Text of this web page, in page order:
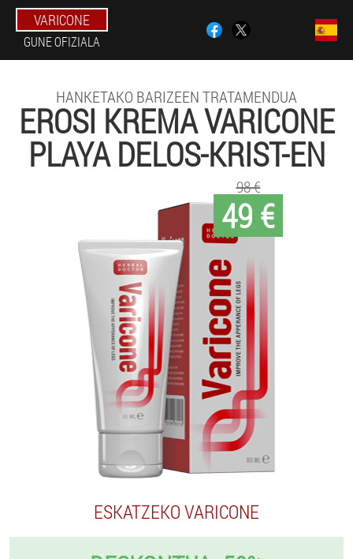
VARICONE
GUNE OFIZIALA
HANKETAKO BARIZEEN TRATAMENDUA
EROSI KREMA VARICONE
PLAYA DELOS-KRIST-EN
49 €
98 €
ESKATZEKO VARICONE